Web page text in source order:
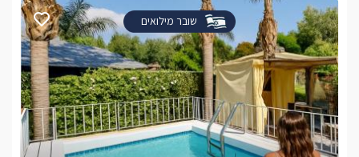
שובר מילואים